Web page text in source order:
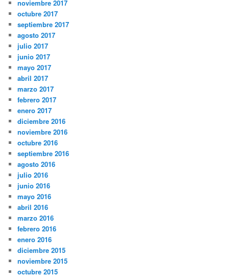
noviembre 2017
octubre 2017
septiembre 2017
agosto 2017
julio 2017
junio 2017
mayo 2017
abril 2017
marzo 2017
febrero 2017
enero 2017
diciembre 2016
noviembre 2016
octubre 2016
septiembre 2016
agosto 2016
julio 2016
junio 2016
mayo 2016
abril 2016
marzo 2016
febrero 2016
enero 2016
diciembre 2015
noviembre 2015
octubre 2015